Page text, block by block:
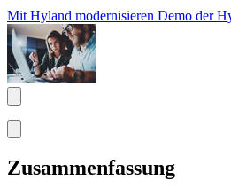
Mit Hyland modernisieren Demo der
Zusammenfassung